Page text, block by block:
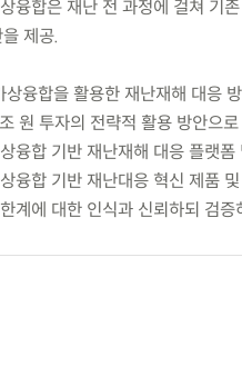
융합은 재난 전 과정에 걸쳐 기
제공.
상융합을 활용한 재난재해 대응
원 투자의 전략적 활용 방안으
융합 기반 재난재해 대응 플랫폼
융합 기반 재난대응 혁신 제품
계에 대한 인식과 신뢰하되 검증